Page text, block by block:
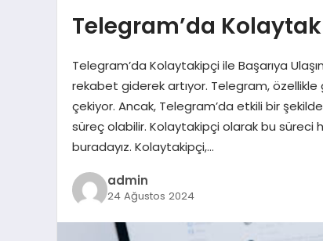
Telegram’da
Telegram’da Kolaytakipçi ile Başarıya
rekabet giderek artıyor. Telegram,
çekiyor. Ancak, Telegram’da etkili bir
süreç olabilir. Kolaytakipçi olarak bu süreci
buradayız. Kolaytakipçi,…
admin
24 Ağustos 2024